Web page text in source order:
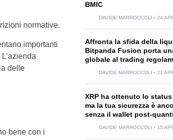
normative.
importanti
delle
bene con i
BMIC
DAVIDE MARROCCOLI 24
Affronta la sfida della
Bitpanda Fusion porta
globale al trading
DAVIDE MARROCCOLI 21
XRP ha ottenuto lo
ma la tua sicurezza è
senza il wallet post-
DAVIDE MARROCCOLI 15